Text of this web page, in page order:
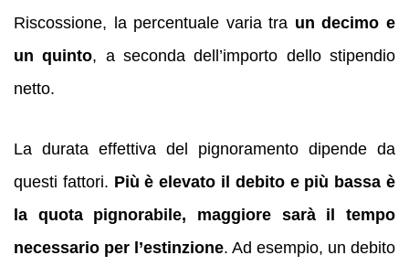
Riscossione, la percentuale varia tra un decimo e
un quinto, a seconda dell’importo dello stipendio
netto.
La durata effettiva del pignoramento dipende da
questi fattori. Più è elevato il debito e più bassa è
la quota pignorabile, maggiore sarà il tempo
necessario per l’estinzione. Ad esempio, un debito